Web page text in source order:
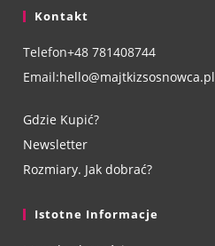
Kontakt
Telefon+48 781408744
Email:hello@majtkizsosnowca.pl
Gdzie Kupić?
Newsletter
Rozmiary. Jak dobrać?
Istotne Informacje